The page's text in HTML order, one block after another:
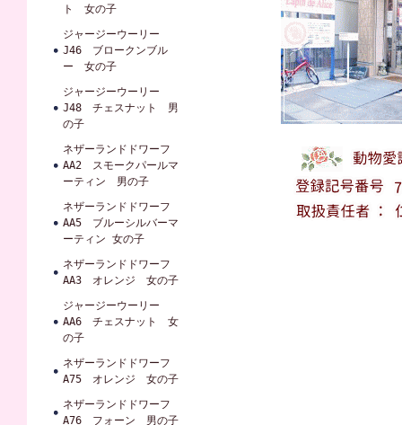
ト 女の子
ジャージーウーリー
J46 ブロークンブル
ー 女の子
ジャージーウーリー
J48 チェスナット 男
の子
ネザーランドドワーフ
AA2 スモークパールマ
ーティン 男の子
ネザーランドドワーフ
AA5 ブルーシルバーマ
ーティン 女の子
ネザーランドドワーフ
AA3 オレンジ 女の子
ジャージーウーリー
AA6 チェスナット 女
の子
ネザーランドドワーフ
A75 オレンジ 女の子
ネザーランドドワーフ
A76 フォーン 男の子